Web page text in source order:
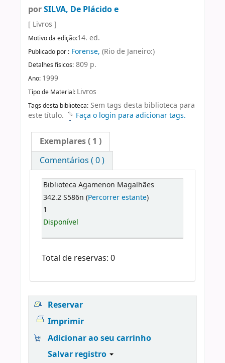
porSILVA, De Plácido e
[ Livros ]
Motivo da edição:14. ed.
Publicado por : Forense, (Rio de Janeiro:)
Detalhes físicos: 809 p.
Ano: 1999
Tipo de Material: Livros
Tags desta biblioteca: Sem tags desta biblioteca para
este título.
Faça o login para adicionar tags.
Exemplares( 1 )
Comentários ( 0 )
Biblioteca Agamenon Magalhães
342.2 S586n (Percorrer estante)
1
Disponível
Total de reservas: 0
Reservar
Imprimir
Adicionar ao seu carrinho
Salvar registro